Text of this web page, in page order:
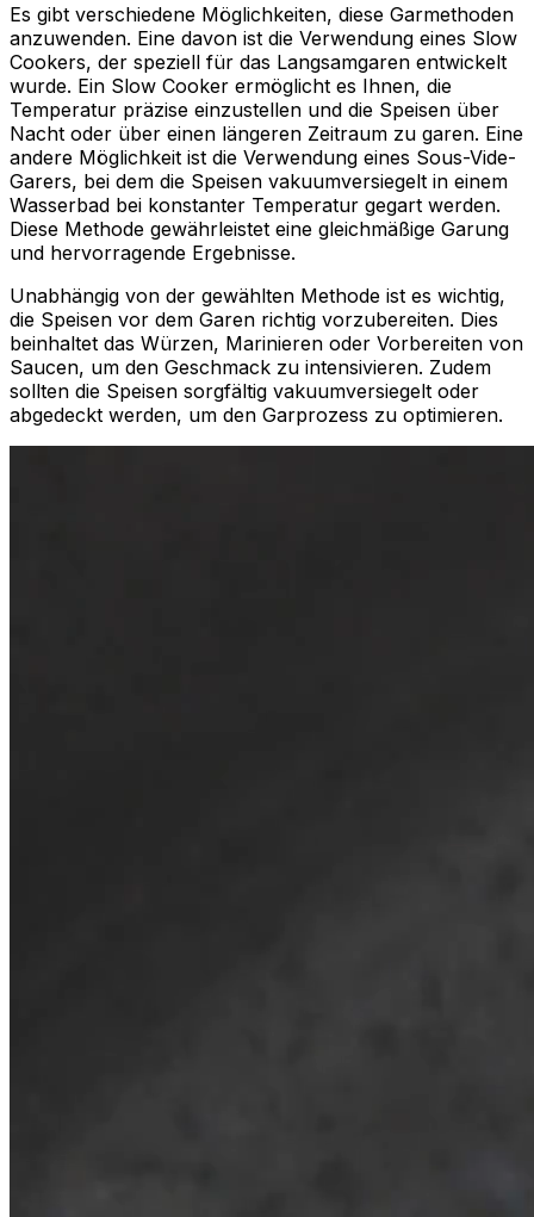
Es gibt verschiedene Möglichkeiten, diese Garmethoden
anzuwenden. Eine davon ist die Verwendung eines Slow
Cookers, der speziell für das Langsamgaren entwickelt
wurde. Ein Slow Cooker ermöglicht es Ihnen, die
Temperatur präzise einzustellen und die Speisen über
Nacht oder über einen längeren Zeitraum zu garen. Eine
andere Möglichkeit ist die Verwendung eines Sous-Vide-
Garers, bei dem die Speisen vakuumversiegelt in einem
Wasserbad bei konstanter Temperatur gegart werden.
Diese Methode gewährleistet eine gleichmäßige Garung
und hervorragende Ergebnisse.
Unabhängig von der gewählten Methode ist es wichtig,
die Speisen vor dem Garen richtig vorzubereiten. Dies
beinhaltet das Würzen, Marinieren oder Vorbereiten von
Saucen, um den Geschmack zu intensivieren. Zudem
sollten die Speisen sorgfältig vakuumversiegelt oder
abgedeckt werden, um den Garprozess zu optimieren.